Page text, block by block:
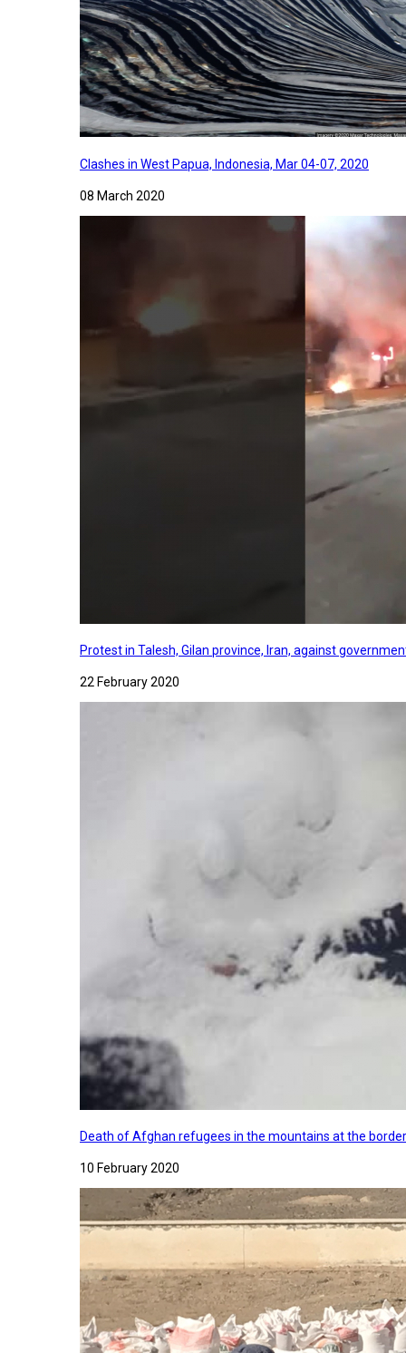
Clashes in West Papua, Indonesia, Mar 04-07, 2020
08 March 2020
Protest in Talesh, Gilan province, Iran, against
22 February 2020
Death of Afghan refugees in the mountains at the
10 February 2020